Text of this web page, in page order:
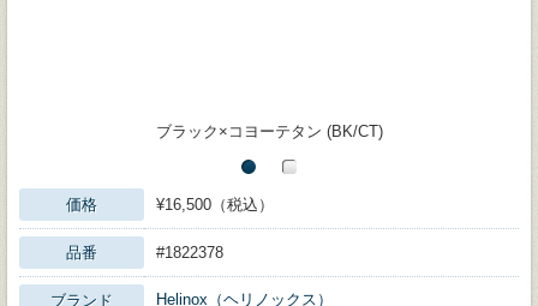
ブラック×コヨーテタン (BK/CT)
価格 ¥16,500（税込）
品番 #1822378
ブランド Helinox（ヘリノックス）